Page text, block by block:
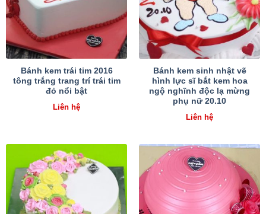
Bánh kem trái tim 2016
tông trắng trang trí trái tim
đỏ nổi bật
Liên hệ
Bánh kem sinh nhật vẽ
hình lực sĩ bắt kem hoa
ngộ nghĩnh độc lạ mừng
phụ nữ 20.10
Liên hệ